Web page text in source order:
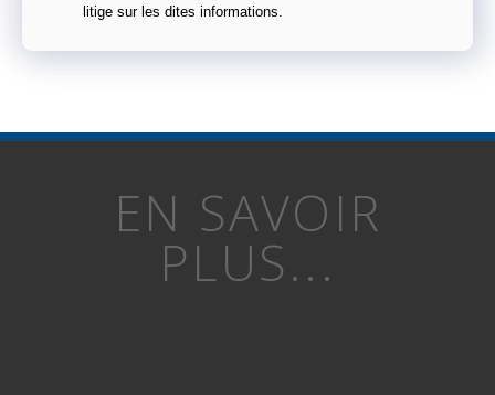
litige sur les dites informations.
EN SAVOIR
PLUS...